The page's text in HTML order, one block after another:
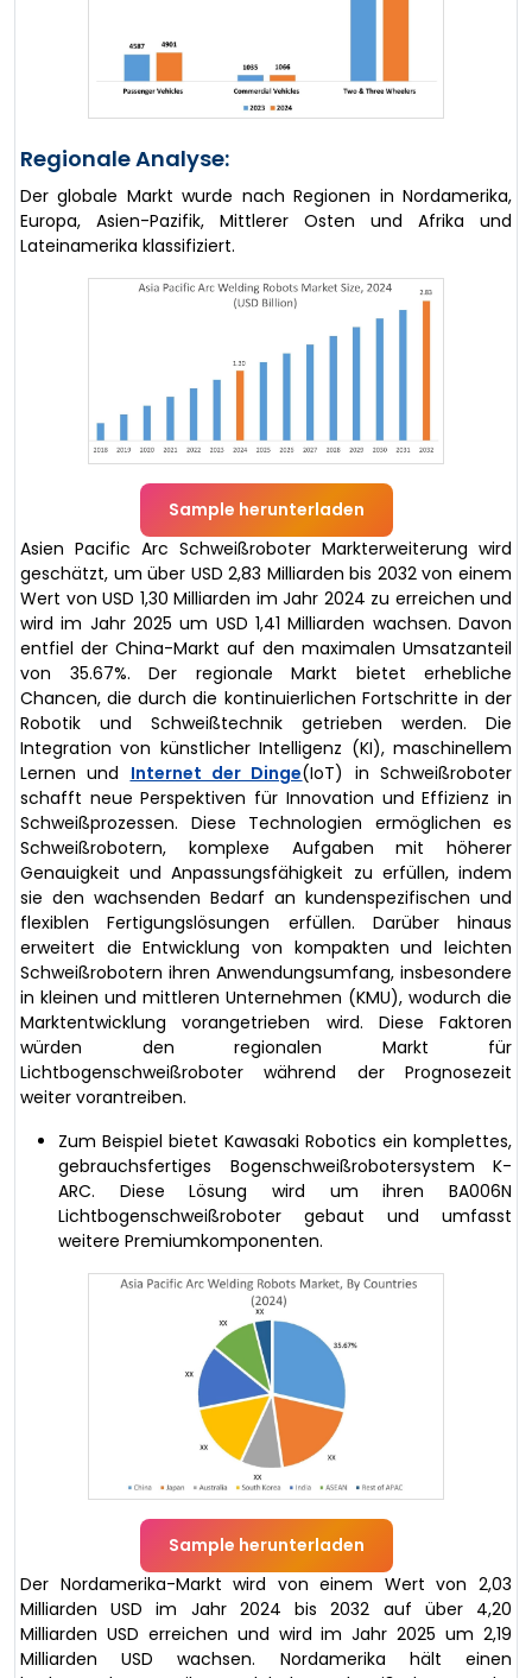
Regionale Analyse:
Der globale Markt wurde nach Regionen in Nordamerika,
Europa, Asien-Pazifik, Mittlerer Osten und Afrika und
Lateinamerika klassifiziert.
Sample herunterladen
Asien Pacific Arc Schweißroboter Markterweiterung wird
geschätzt, um über USD 2,83 Milliarden bis 2032 von einem
Wert von USD 1,30 Milliarden im Jahr 2024 zu erreichen und
wird im Jahr 2025 um USD 1,41 Milliarden wachsen. Davon
entfiel der China-Markt auf den maximalen Umsatzanteil
von 35.67%. Der regionale Markt bietet erhebliche
Chancen, die durch die kontinuierlichen Fortschritte in der
Robotik und Schweißtechnik getrieben werden. Die
Integration von künstlicher Intelligenz (KI), maschinellem
Lernen und Internet der Dinge(IoT) in Schweißroboter
schafft neue Perspektiven für Innovation und Effizienz in
Schweißprozessen. Diese Technologien ermöglichen es
Schweißrobotern, komplexe Aufgaben mit höherer
Genauigkeit und Anpassungsfähigkeit zu erfüllen, indem
sie den wachsenden Bedarf an kundenspezifischen und
flexiblen Fertigungslösungen erfüllen. Darüber hinaus
erweitert die Entwicklung von kompakten und leichten
Schweißrobotern ihren Anwendungsumfang, insbesondere
in kleinen und mittleren Unternehmen (KMU), wodurch die
Marktentwicklung vorangetrieben wird. Diese Faktoren
würden den regionalen Markt für
Lichtbogenschweißroboter während der Prognosezeit
weiter vorantreiben.
Zum Beispiel bietet Kawasaki Robotics ein komplettes,
gebrauchsfertiges Bogenschweißrobotersystem K-
ARC. Diese Lösung wird um ihren BA006N
Lichtbogenschweißroboter gebaut und umfasst
weitere Premiumkomponenten.
Sample herunterladen
Der Nordamerika-Markt wird von einem Wert von 2,03
Milliarden USD im Jahr 2024 bis 2032 auf über 4,20
Milliarden USD erreichen und wird im Jahr 2025 um 2,19
Milliarden USD wachsen. Nordamerika hält einen